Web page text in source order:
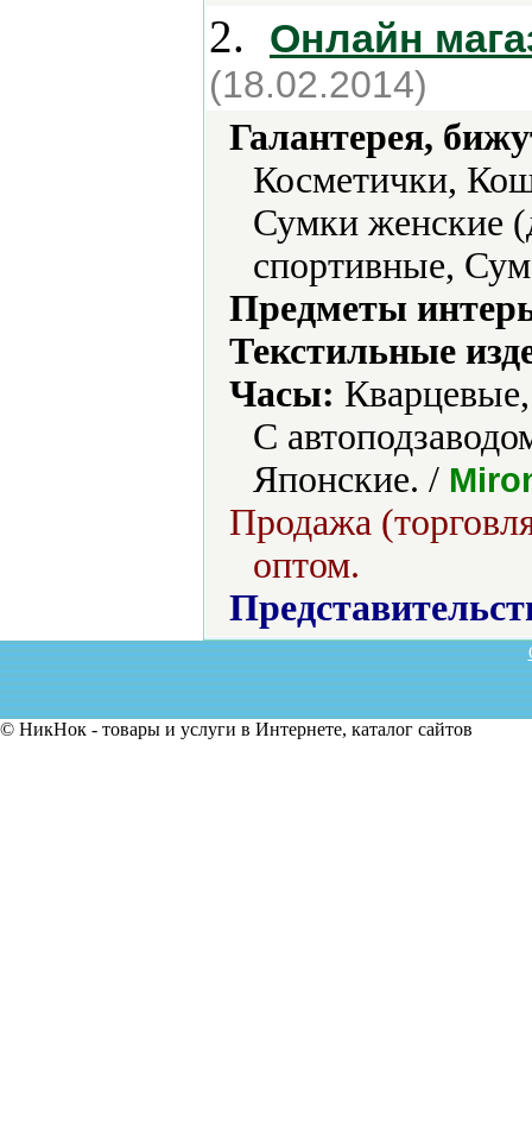
2. Онлайн
(18.02.2014)
Галантерея,
Косметички,
Сумки женские
спортивные,
Предметы
Текстильные
Часы:
С
Японские. /
Продажа
оптом.
© НикНок - товары и услуги в Интернете, каталог сайтов